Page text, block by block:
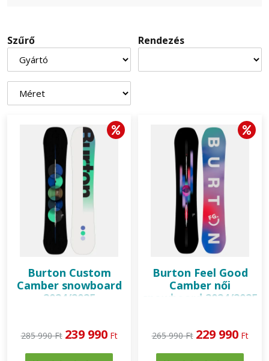
Szűrő Rendezés
Burton Custom
Camber snowboard
2024/2025
285 990 Ft 239 990 Ft
Burton Feel Good
Camber női
snowboard 2024/2025
265 990 Ft 229 990 Ft